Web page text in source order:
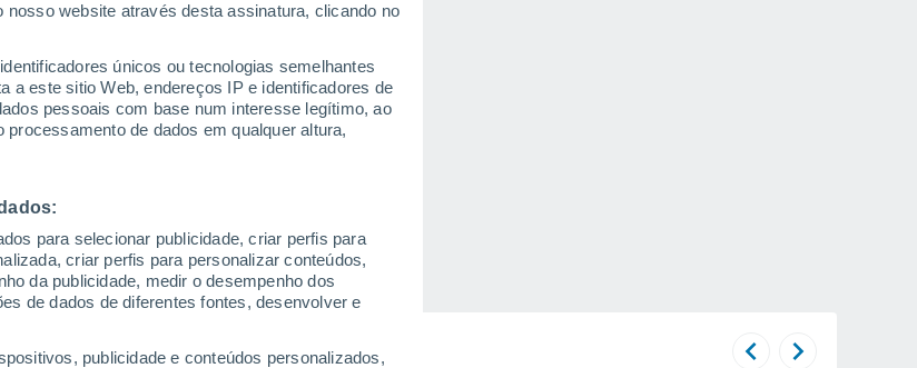
website através desta assinatura, clicando no
únicos ou tecnologias semelhantes
a este sitio Web, endereços IP e identificadores de
pessoais com base num interesse legítimo, ao
de dados em qualquer altura,
para selecionar publicidade, criar perfis para
criar perfis para personalizar conteúdos,
da publicidade, medir o desempenho dos
de dados de diferentes fontes, desenvolver e
publicidade e conteúdos personalizados,
da neve na base 0 cm
da neve na parte superior
de neve na parte superior -